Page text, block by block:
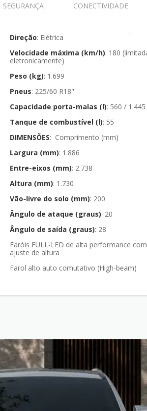
SEGURANÇA CONECTIVIDADE
Direção : Elétrica
Velocidade máxima (km/h): 180 (limitada
eletronicamente)
Peso (kg) : 1.699
Pneus : 225/60 R18"
Capacidade porta-malas (l) : 560 / 1.445
Tanque de combustível (l) : 55
DIMENSÕES: Comprimento (mm)
Largura (mm) : 1.886
Entre-eixos (mm) : 2.738
Altura (mm) : 1.730
Vão-livre do solo (mm) : 200
Ângulo de ataque (graus) : 20
Ângulo de saída (graus) : 28
Faróis FULL-LED de alta performance com
ajuste de altura
Farol alto auto comutativo (High-beam)